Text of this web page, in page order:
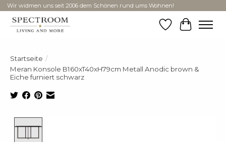
Wir widmen uns seit 2006 dem Schönen rund ums Wohnen!
Wunschzettel
Ihr
Startseite /
Meran Konsole B160xT40xH79cm Metall Anodic brown &
Eiche furniert schwarz